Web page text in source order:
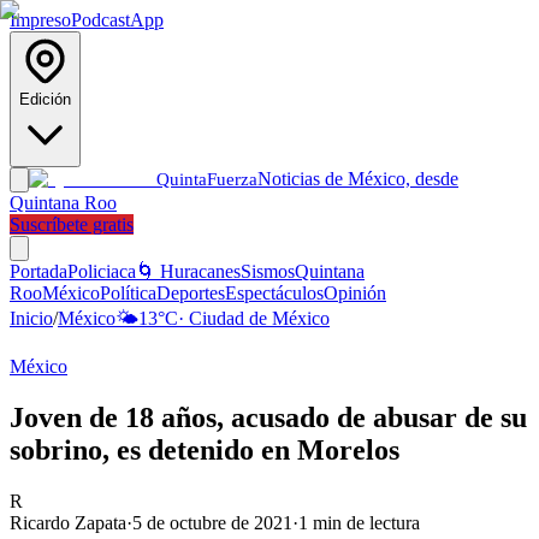
ImpresoPodcastApp
Edición
QuintaFuerzaNoticias de México, desde
Quintana Roo
Suscríbete gratis
PortadaPoliciaca 🌀 HuracanesSismosQuintana
RooMéxicoPolíticaDeportesEspectáculosOpinión
Inicio/México🌤️13°C· Ciudad de México
México
Joven de 18 años, acusado de abusar de su
sobrino, es detenido en Morelos
R
Ricardo Zapata·5 de octubre de 2021 ·1 min de lectura